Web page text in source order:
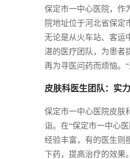
保定市一中心医院，作
院地址位于河北省保定
无论是从火车站、客运
湛的医疗团队，为患者
再为寻医问药而烦恼。
皮肤科医生团队：实
保定市一中心医院皮肤
诣。在“保定市一中心
经验丰富，有的医生则
下药，提高治疗的效果。